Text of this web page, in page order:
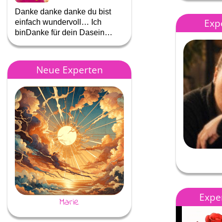
Danke danke danke du bist
einfach wundervoll… Ich
binDanke für dein Dasein…
noch länger mit dir
aber irgendwer …
Neue Experten
Marie Jessi